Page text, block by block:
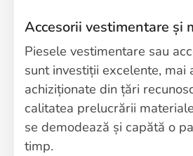
Accesorii vestimentare și
Piesele vestimentare sau
sunt investiții excelente, mai
achiziționate din țări
calitatea prelucrării
se demodează și capătă o
timp.